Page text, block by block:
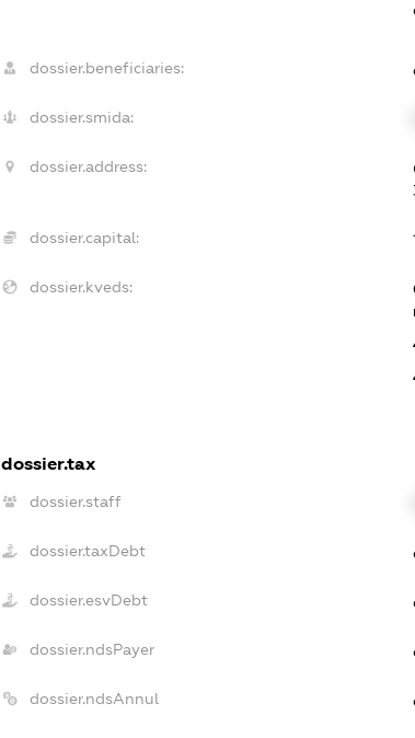
dossier.beneficiaries:
dossier.smida:
dossier.address:
dossier.capital:
dossier.kveds:
dossier.tax
dossier.staff
dossier.taxDebt
dossier.esvDebt
dossier.ndsPayer
dossier.ndsAnnul